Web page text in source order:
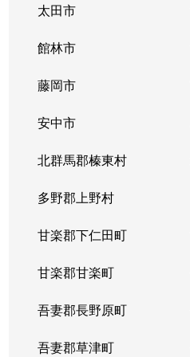
太田市
館林市
藤岡市
安中市
北群馬郡榛東村
多野郡上野村
甘楽郡下仁田町
甘楽郡甘楽町
吾妻郡長野原町
吾妻郡草津町